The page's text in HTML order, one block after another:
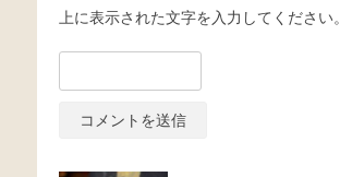
上に表示された文字を入力してください。